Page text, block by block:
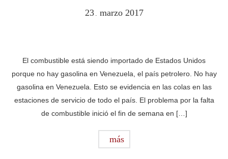
23 . marzo 2017
El combustible está siendo importado de Estados Unidos
porque no hay gasolina en Venezuela, el país petrolero. No hay
gasolina en Venezuela. Esto se evidencia en las colas en las
estaciones de servicio de todo el país. El problema por la falta
de combustible inició el fin de semana en […]
más